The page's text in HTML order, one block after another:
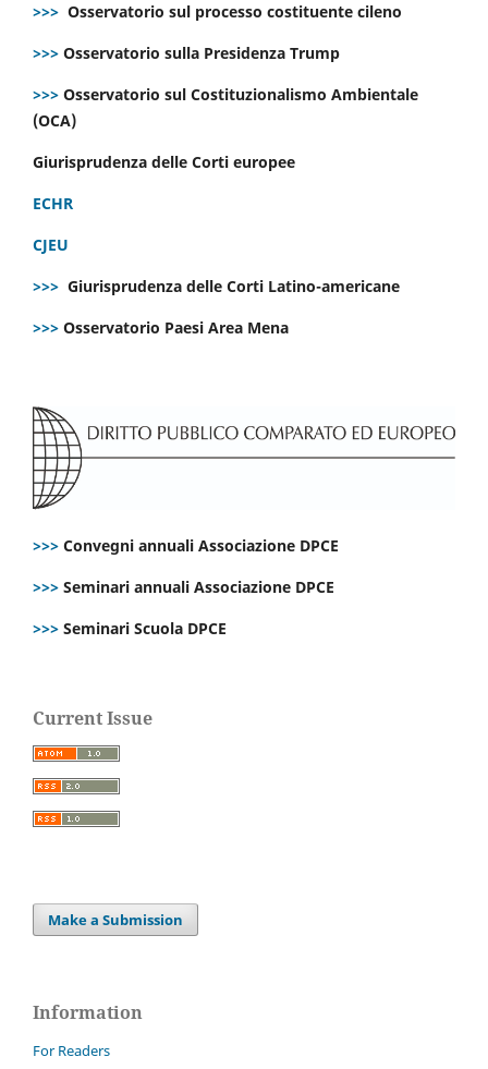
>>> Osservatorio sul processo costituente cileno
>>> Osservatorio sulla Presidenza Trump
>>> Osservatorio sul Costituzionalismo Ambientale
(OCA)
Giurisprudenza delle Corti europee
ECHR
CJEU
>>> Giurisprudenza delle Corti Latino-americane
>>> Osservatorio Paesi Area Mena
>>> Convegni annuali Associazione DPCE
>>> Seminari annuali Associazione DPCE
>>> Seminari Scuola DPCE
Current Issue
Make a Submission
Information
For Readers